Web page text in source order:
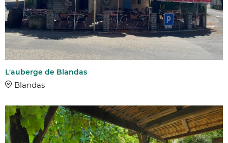
L'auberge de Blandas
Blandas